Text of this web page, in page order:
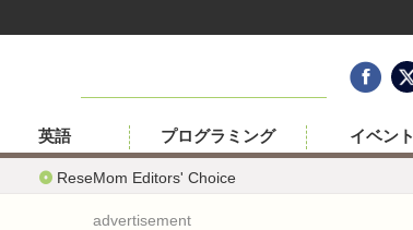
ReseMom Editors' Choice
英語 プログラミング イベント
advertisement